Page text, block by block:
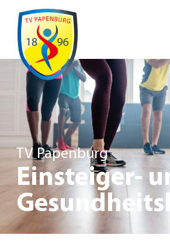
Ausfälle / Änderungen
TV Papenburg
Einsteiger-